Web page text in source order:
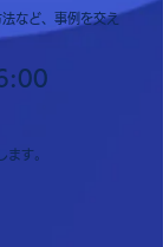
など、事例を交え
ます。